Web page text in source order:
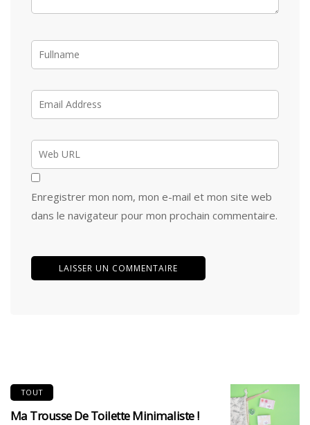
Enregistrer mon nom, mon e-mail et mon site web
dans le navigateur pour mon prochain commentaire.
TOUT
Ma Trousse De Toilette Minimaliste !